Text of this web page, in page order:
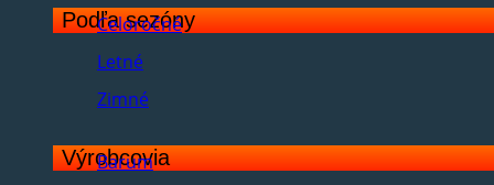
Podľa sezóny
Celoročné
Letné
Zimné
Výrobcovia
Barum